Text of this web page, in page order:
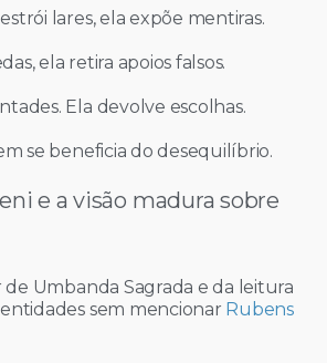
lares, ela expõe mentiras.
ela retira apoios falsos.
Ela devolve escolhas.
se beneficia do desequilíbrio.
e a visão madura sobre
de Umbanda Sagrada e da leitura
sem mencionar Rubens